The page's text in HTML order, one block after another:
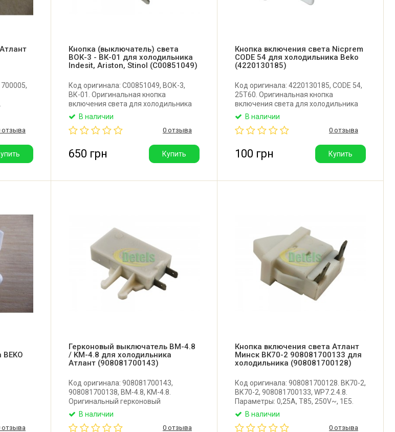
отзыва
Кнопка (выключатель) света
ВОК-3 - ВК-01 для холодильника
Indesit, Ariston, Stinol (C00851049)
Код оригинала: C00851049, ВОК-3,
ВК-01. Оригинальная кнопка
включения света для холодильника
Indesit, Ariston, Stinol. Производитель:
Италия.
В наличии
0 отзыва
650 грн Купить
Кнопка включения света Nicprem
CODE 54 для холодильника Beko
(4220130185)
Код оригинала: 4220130185, CODE 54,
25T60. Оригинальная кнопка
включения света для холодильника
Beko, Arcelik, Iberna. Параметры:
0,25(0,1)A. 250V~. 5E4µ. Имеет 4
контакта. Производитель: Nicprem
В наличии
0 отзыва
100 грн Купить
отзыва
Герконовый выключатель BM-4.8
/ KM-4.8 для холодильника
Атлант (908081700143)
Код оригинала: 908081700143,
908081700138, BM-4.8, KM-4.8.
Оригинальный герконовый
выключатель (геркон) для
холодильника Атлант.
Производитель: ЗАО Атлант
В наличии
0 отзыва
Кнопка включения света Атлант
Минск ВК70-2 908081700133 для
холодильника (908081700128)
Код оригинала: 908081700128. BK70-2,
ВК70-2, 908081700133, WP7.2.4.8.
Параметры: 0,25A, T85, 250V~, 1E5.
Оригинальная кнопка включения
света для холодильника Атлант,
Минск. Производитель: ЗАО Атлант
В наличии
0 отзыва